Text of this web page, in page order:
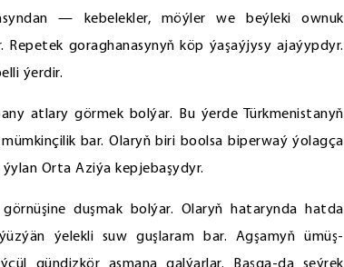
— kebelekler, möýler we beýleki ownuk
goraghanasynyň köp ýaşaýjysy ajaýypdyr.
ýerdir.
atlary görmek bolýar. Bu ýerde Türkmenistanyň
bar. Olaryň biri boolsa biperwaý ýolagça
Orta Aziýa kepjebaşydyr.
duşmak bolýar. Olaryň hatarynda hatda
ýelekli suw guşlaram bar. Agşamyň ümüş-
gündizkör asmana galýarlar. Başga-da seýrek